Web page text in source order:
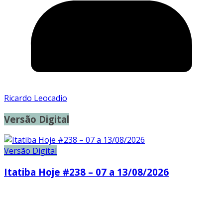
Ricardo Leocadio
Versão Digital
Versão Digital
Itatiba Hoje #238 – 07 a 13/08/2026